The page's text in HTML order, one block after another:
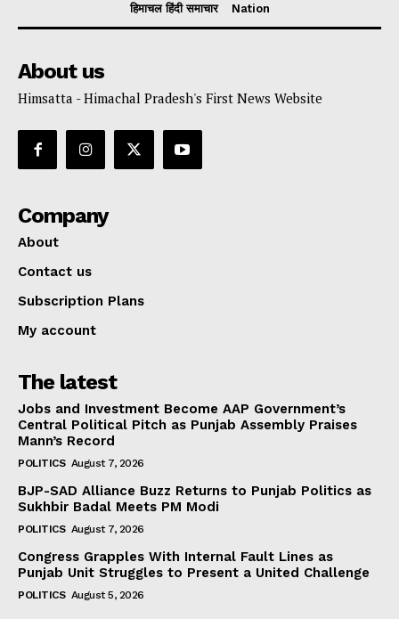
हिमाचल हिंदी समाचार
Nation
About us
Himsatta - Himachal Pradesh's First News Website
Company
About
Contact us
Subscription Plans
My account
The latest
Jobs and Investment Become AAP Government’s
Central Political Pitch as Punjab Assembly Praises
Mann’s Record
POLITICS August 7, 2026
BJP-SAD Alliance Buzz Returns to Punjab Politics as
Sukhbir Badal Meets PM Modi
POLITICS August 7, 2026
Congress Grapples With Internal Fault Lines as
Punjab Unit Struggles to Present a United Challenge
POLITICS August 5, 2026